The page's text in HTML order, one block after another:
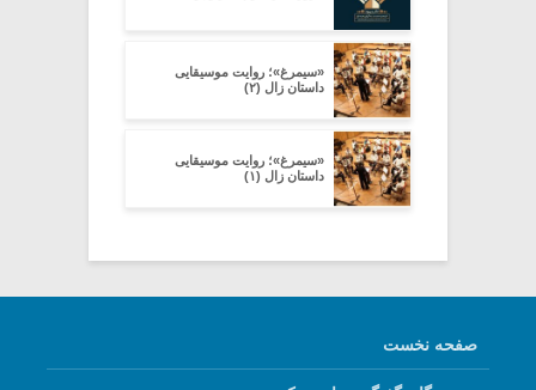
«سیمرغ»؛ روایت موسیقایی
داستان زال (۲)
«سیمرغ»؛ روایت موسیقایی
داستان زال (۱)
صفحه نخست